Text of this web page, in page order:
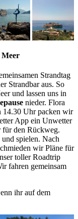
Meer
Strandtag
Strandbar aus. So
und lassen uns in
nieder. Flora
14.30 Uhr packen wir
App ein Unwetter
den Rückweg.
spielen. Nach
wir Pläne für
toller Roadtrip
fahren gemeinsam
ihr auf dem